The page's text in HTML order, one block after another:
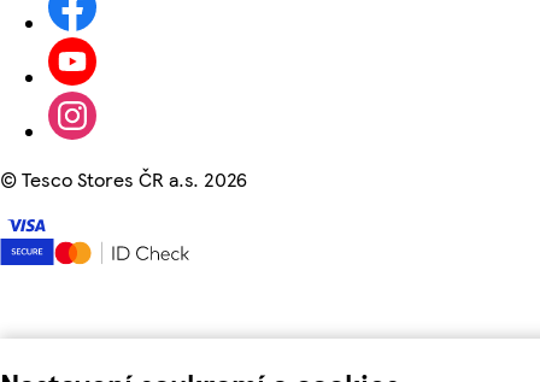
©Tesco Stores ČR a.s. 2026